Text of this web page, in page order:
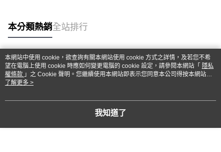
本分類熱銷全站排行
熱門標籤
本網站中使用 cookie，欲查詢有關本網站使用 cookie 方式之詳情，及若您不希
望在電腦上使用 cookie 時應如何變更電腦的 cookie 設定，請參閱本網站「 隱私
權條款 」之 Cookie 聲明。您繼續使用本網站即表示您同意本公司得按本網站使
用條款之 Cookie 聲明使用 cookie。
了解更多 >
我知道了